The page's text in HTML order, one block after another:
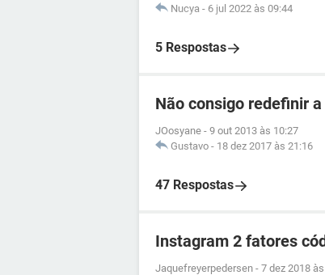
Nucya - 6 jul 2022 às 09:44
5 Respostas
Não consigo redefinir
JOosyane - 9 out 2013 às 10:27
Gustavo - 18 dez 2017 às 21:16
47 Respostas
Instagram 2 fatores
Jaquefreyerpedersen - 7 dez 2018